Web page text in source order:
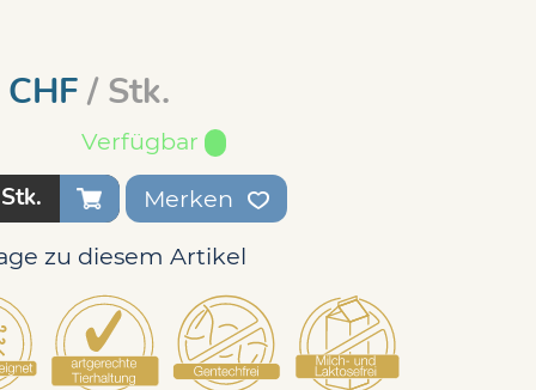
CHF / Stk.
Verfügbar
Stk.
Merken
zu diesem Artikel